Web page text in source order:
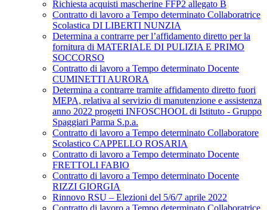
Richiesta acquisti mascherine FFP2 allegato B
Contratto di lavoro a Tempo determinato Collaboratrice
Scolastica DI LIBERTI NUNZIA
Determina a contrarre per l’affidamento diretto per la
fornitura di MATERIALE DI PULIZIA E PRIMO
SOCCORSO
Contratto di lavoro a Tempo determinato Docente
CUMINETTI AURORA
Determina a contrarre tramite affidamento diretto fuori
MEPA, relativa al servizio di manutenzione e assistenza
anno 2022 progetti INFOSCHOOL di Istituto - Gruppo
Spaggiari Parma S.p.a.
Contratto di lavoro a Tempo determinato Collaboratore
Scolastico CAPPELLO ROSARIA
Contratto di lavoro a Tempo determinato Docente
FRETTOLI FABIO
Contratto di lavoro a Tempo determinato Docente
RIZZI GIORGIA
Rinnovo RSU – Elezioni del 5/6/7 aprile 2022